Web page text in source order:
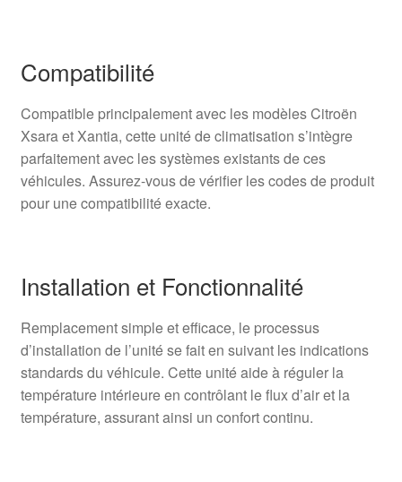
Compatibilité
Compatible principalement avec les modèles Citroën
Xsara et Xantia, cette unité de climatisation s’intègre
parfaitement avec les systèmes existants de ces
véhicules. Assurez-vous de vérifier les codes de produit
pour une compatibilité exacte.
Installation et Fonctionnalité
Remplacement simple et efficace, le processus
d’installation de l’unité se fait en suivant les indications
standards du véhicule. Cette unité aide à réguler la
température intérieure en contrôlant le flux d’air et la
température, assurant ainsi un confort continu.